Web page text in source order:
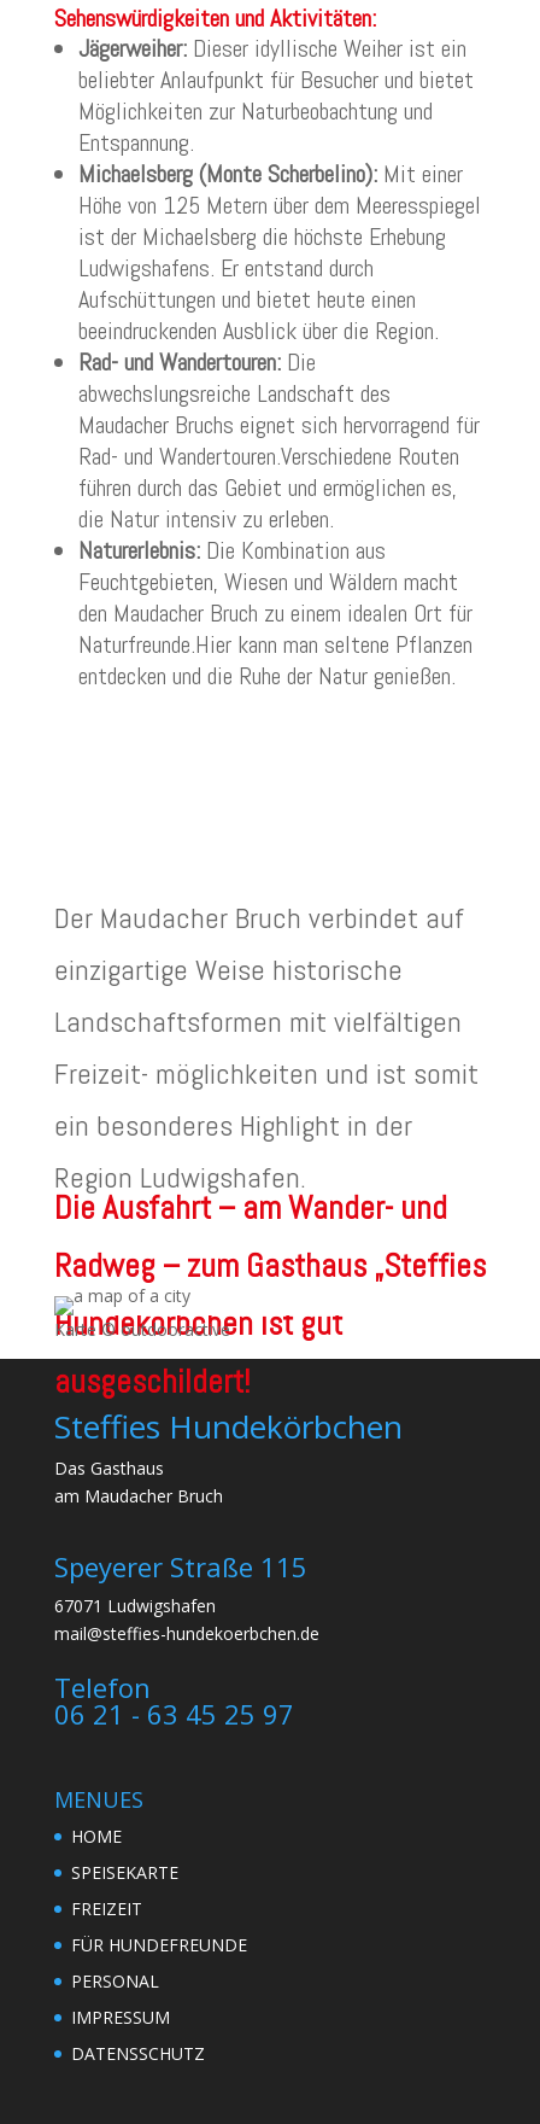
Sehenswürdigkeiten und Aktivitäten:
Jägerweiher:Dieser idyllische Weiher ist ein
beliebter Anlaufpunkt für Besucher und bietet
Möglichkeiten zur Naturbeobachtung und
Entspannung.
Michaelsberg (Monte Scherbelino):Mit einer
Höhe von 125 Metern über dem Meeresspiegel
ist der Michaelsberg die höchste Erhebung
Ludwigshafens. Er entstand durch
Aufschüttungen und bietet heute einen
beeindruckenden Ausblick über die Region.
Rad- und Wandertouren:Die
abwechslungsreiche Landschaft des
Maudacher Bruchs eignet sich hervorragend für
Rad- und Wandertouren.Verschiedene Routen
führen durch das Gebiet und ermöglichen es,
die Natur intensiv zu erleben.
Naturerlebnis:Die Kombination aus
Feuchtgebieten, Wiesen und Wäldern macht
den Maudacher Bruch zu einem idealen Ort für
Naturfreunde.Hier kann man seltene Pflanzen
entdecken und die Ruhe der Natur genießen.
Der Maudacher Bruch verbindet auf
einzigartige Weise historische
Landschaftsformen mit vielfältigen
Freizeit- möglichkeiten und ist somit
ein besonderes Highlight in der
Region Ludwigshafen.
Die Ausfahrt – am Wander- und
Radweg – zum Gasthaus „Steffies
Hundekörbchen ist gut
ausgeschildert!
Karte © outdooractive
Steffies Hundekörbchen
Das Gasthaus
am Maudacher Bruch
Speyerer Straße 115
67071 Ludwigshafen
mail@steffies-hundekoerbchen.de
Telefon
06 21 - 63 45 25 97
MENUES
HOME
SPEISEKARTE
FREIZEIT
FÜR HUNDEFREUNDE
PERSONAL
IMPRESSUM
DATENSSCHUTZ